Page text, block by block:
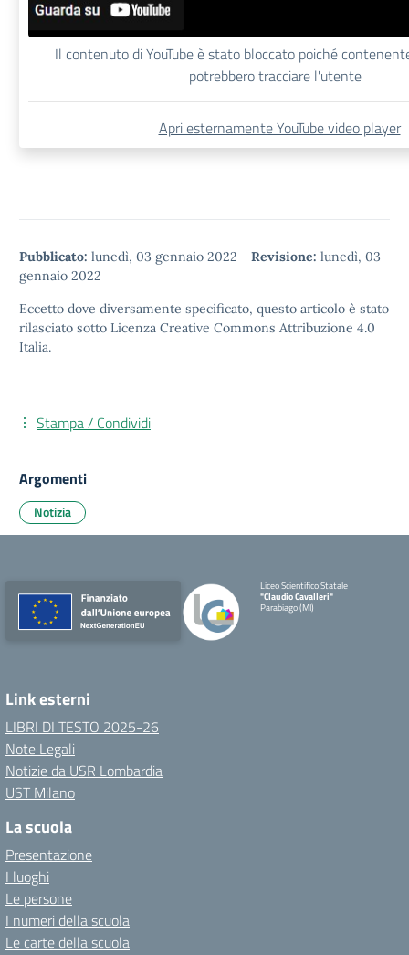
Il contenuto di YouTube è stato bloccato poiché
potrebbero tracciare l'utente
Apri esternamente YouTube video player
Pubblicato: lunedì, 03 gennaio 2022 - Revisione: lunedì, 03
gennaio 2022
Eccetto dove diversamente specificato, questo articolo è stato
rilasciato sotto Licenza Creative Commons Attribuzione 4.0
Italia.
Stampa / Condividi
Argomenti
Notizia
Liceo Scientifico Statale
"Claudio Cavalleri"
Parabiago (MI)
Link esterni
LIBRI DI TESTO 2025-26
Note Legali
Notizie da USR Lombardia
UST Milano
La scuola
Presentazione
I luoghi
Le persone
I numeri della scuola
Le carte della scuola